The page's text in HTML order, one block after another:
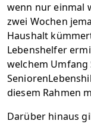
wenn nur einmal
zwei Wochen
Haushalt
Lebenshelfer
welchem Umfang
diesem Rahmen
Darüber hinaus